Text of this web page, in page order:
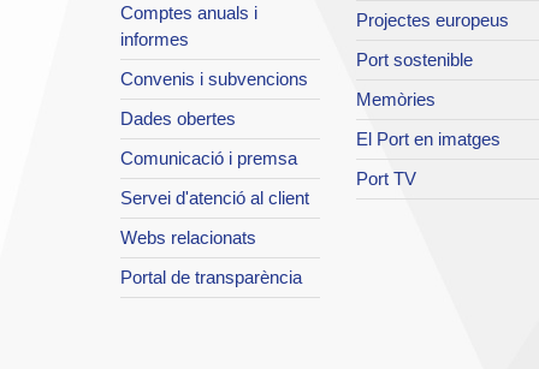
Comptes anuals i
informes
Convenis i subvencions
Dades obertes
Comunicació i premsa
Servei d'atenció al client
Webs relacionats
Portal de transparència
Projectes europeus
Port sostenible
Memòries
El Port en imatges
Port TV